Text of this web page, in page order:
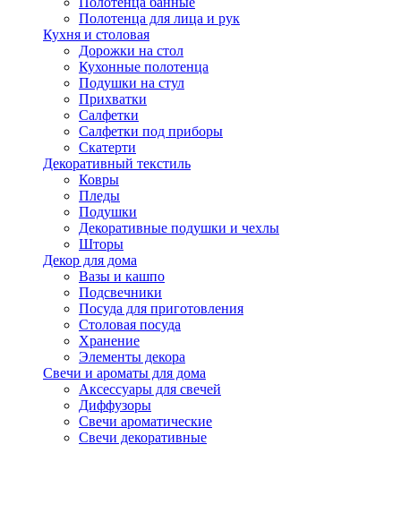
Полотенца для лица и рук
Кухня и столовая
Дорожки на стол
Кухонные полотенца
Подушки на стул
Прихватки
Салфетки
Салфетки под приборы
Скатерти
Декоративный текстиль
Ковры
Пледы
Подушки
Декоративные подушки и чехлы
Шторы
Декор для дома
Вазы и кашпо
Подсвечники
Посуда для приготовления
Столовая посуда
Хранение
Элементы декора
Свечи и ароматы для дома
Аксессуары для свечей
Диффузоры
Свечи ароматические
Свечи декоративные